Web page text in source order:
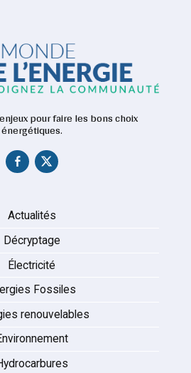
pour faire les bons choix
énergétiques.
Actualités
Décryptage
Électricité
Fossiles
renouvelables